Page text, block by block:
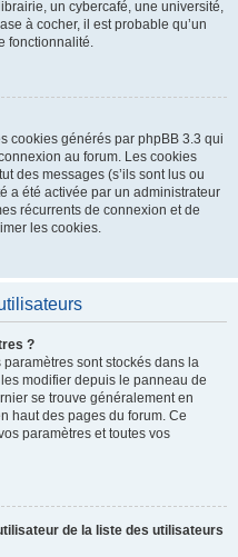
un cybercafé, une université,
à cocher, il est probable qu’un
fonctionnalité.
cookies générés par phpBB 3.3 qui
au forum. Les cookies
des messages (s’ils sont lus ou
a été activée par un administrateur
récurrents de connexion et de
les cookies.
?
sont stockés dans la
modifier depuis le panneau de
se trouve généralement en
haut des pages du forum. Ce
paramètres et toutes vos
de la liste des utilisateurs